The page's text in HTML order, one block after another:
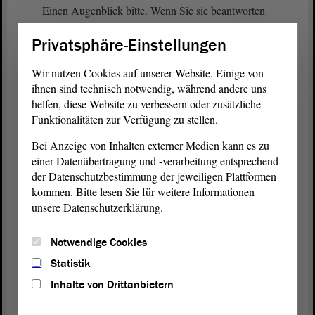
Einen Augenblick bitte. Wenn Sie sie beantworten
möchten, hat Frau Dr. Schneider noch eine Frage.
Eva von Angern (DIE LINKE):
Natürlich.
Präsident Dr. Gunnar Schellenberger:
Bitte.
Dr. Anja Schneider (CDU):
Was ist falsch daran, junge Menschen, die sie sich
Privatsphäre-Einstellungen
Wir nutzen Cookies auf unserer Website. Einige von
ihnen sind technisch notwendig, während andere uns
helfen, diese Website zu verbessern oder zusätzliche
Funktionalitäten zur Verfügung zu stellen.
Bei Anzeige von Inhalten externer Medien kann es zu
einer Datenübertragung und -verarbeitung entsprechend
der Datenschutzbestimmung der jeweiligen Plattformen
kommen. Bitte lesen Sie für weitere Informationen
unsere Datenschutzerklärung.
Notwendige Cookies
Statistik
Inhalte von Drittanbietern